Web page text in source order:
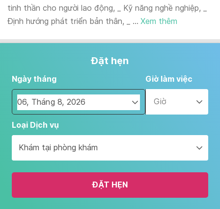
tinh thần cho người lao động, _ Kỹ năng nghề nghiệp, _
Định hướng phát triển bản thân, _ ... Xem thêm
Đặt hẹn
Ngày tháng
Navigate
forward
interact
with
the
and
Giờ làm việc
Giờ
Loại Dịch vụ
Khám tại phòng khám
ĐẶT HẸN